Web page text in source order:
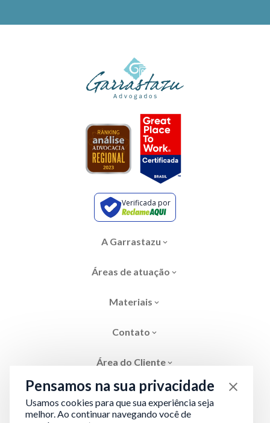
Verificada por
A Garrastazu
Áreas de atuação
Materiais
Contato
Área do Cliente
Pensamos na sua privacidade
Usamos cookies para que sua experiência seja
melhor. Ao continuar navegando você de